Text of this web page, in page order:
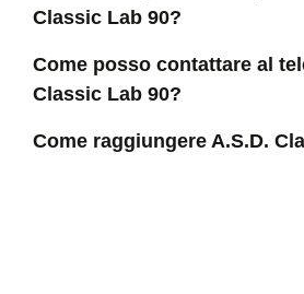
Classic Lab 90?
Come posso contattare al
Classic Lab 90?
Come raggiungere A.S.D.